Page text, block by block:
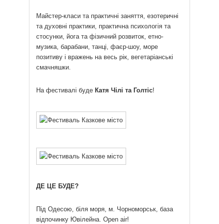
Майстер-класи та практичні заняття, езотеричні
та духовні практики, практична психологія та
стосунки, йога та фізичний розвиток, етно-
музика, барабани, танці, фаєр-шоу, море
позитиву і вражень на весь рік, вегетаріанські
смачняшки.
На фестивалі буде Катя Чілі та Голтіс!
ДЕ ЦЕ БУДЕ?
Під Одесою, біля моря, м. Чорноморськ, база
відпочинку Ювілейна. Open air!